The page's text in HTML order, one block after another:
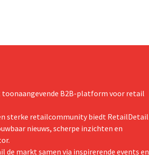
toonaangevende B2B-platform voor retail
sterke retailcommunity biedt RetailDetail
nieuws, scherpe inzichten en
de markt samen via inspirerende events en